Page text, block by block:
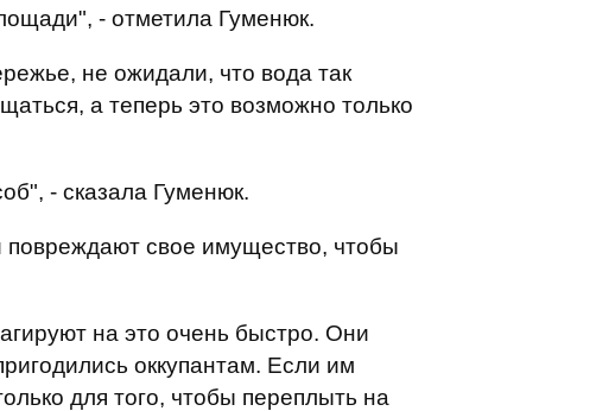
- отметила Гуменюк.
не ожидали, что вода так
а теперь это возможно только
- сказала Гуменюк.
свое имущество, чтобы
на это очень быстро. Они
оккупантам. Если им
для того, чтобы переплыть на